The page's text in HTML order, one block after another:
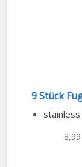
9 Stück
8,99